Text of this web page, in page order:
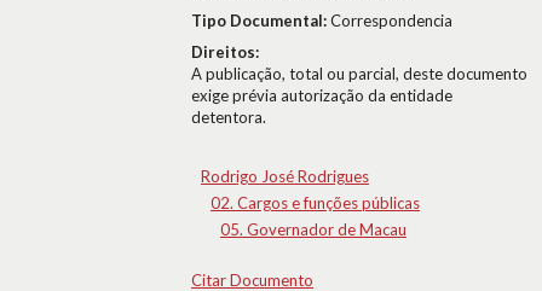
Tipo Documental:Correspondencia
Direitos:
A publicação, total ou parcial, deste documento
exige prévia autorização da entidade
detentora.
Rodrigo José Rodrigues
02. Cargos e funções públicas
05. Governador de Macau
Citar Documento